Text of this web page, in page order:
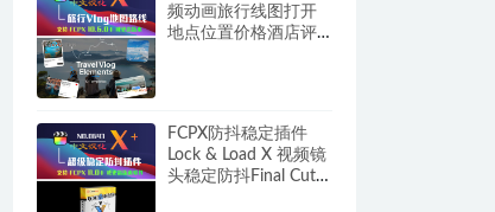
频动画旅行线图打开
地点位置价格酒店评
FCPX防抖稳定插件
Lock & Load X 视频镜
头稳定防抖Final Cut